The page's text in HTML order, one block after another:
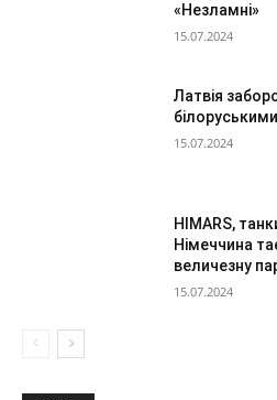
«Незламні»
15.07.2024
Латвія
15.07.2024
HIMARS,
Німеччина
величезну
15.07.2024